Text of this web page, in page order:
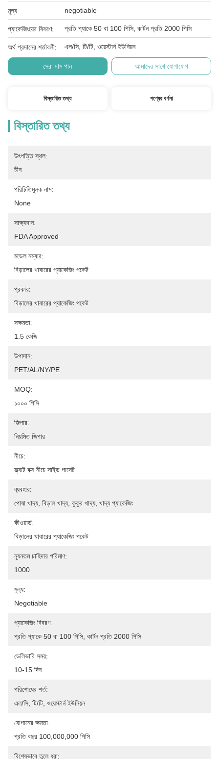
মূল্য: negotiable
প্যাকেজিংয়ের বিবরণ: প্রতি প্যাকে 50 বা 100 পিসি, কার্টন প্রতি 2000 পিসি
অর্থ প্রদানের শর্তাবলী: এল/সি, টি/টি, ওয়েস্টার্ন ইউনিয়ন
সেরা দাম পান আমাদের সাথে যোগাযোগ
বিস্তারিত তথ্য পণ্যের বর্ণনা
বিস্তারিত তথ্য
উৎপত্তি স্থল:
চীন
পরিচিতিমুলক নাম:
None
সাক্ষ্যদান:
FDA Approved
মডেল নম্বার:
বিড়ালের খাবারের প্যাকেজিং পকেট
প্রকার:
বিড়ালের খাবারের প্যাকেজিং পকেট
সক্ষমতা:
1.5 কেজি
উপাদান:
PET/AL/NY/PE
MOQ:
১০০০ পিসি
জিপার:
নিয়মিত জিপার
নীচে:
ফ্ল্যাট বক্স নীচে সাইড গাসেট
ব্যবহার:
পোষা খাদ্য, বিড়াল খাদ্য, কুকুর খাদ্য, খাদ্য প্যাকেজিং
কীওয়ার্ড:
বিড়ালের খাবারের প্যাকেজিং পকেট
ন্যূনতম চাহিদার পরিমাণ:
1000
মূল্য:
Negotiable
প্যাকেজিং বিবরণ:
প্রতি প্যাকে 50 বা 100 পিসি, কার্টন প্রতি 2000 পিসি
ডেলিভারি সময়:
10-15 দিন
পরিশোধের শর্ত:
এল/সি, টি/টি, ওয়েস্টার্ন ইউনিয়ন
যোগানের ক্ষমতা:
প্রতি বছর 100,000,000 পিসি
বিশেষভাবে তুলে ধরা: